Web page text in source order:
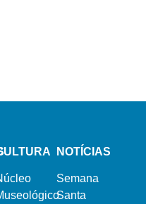
NOTÍCIAS
Semana
Santa